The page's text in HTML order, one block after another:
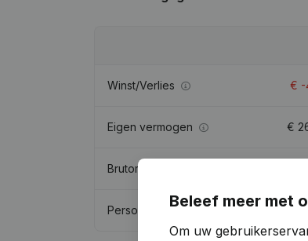
Winst/Verlies € -
Eigen vermogen €
Brutomarge
Personeel Beleef meer met
Om uw